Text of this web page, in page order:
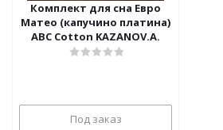
Комплект для сна Евро
Матео (капучино платина)
ABC Cotton KAZANOV.A.
Под заказ